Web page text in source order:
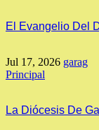
El Evangelio Del
Jul 17, 2026 garag
Principal
La Diócesis De